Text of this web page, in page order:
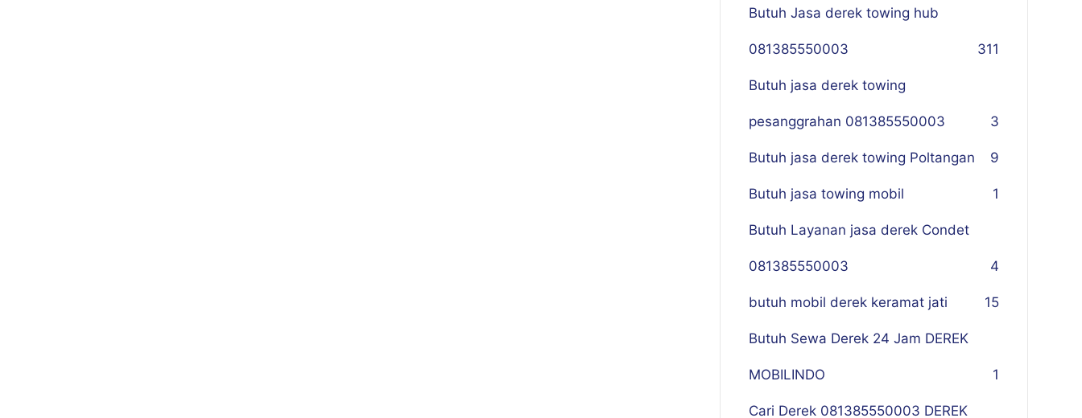
Butuh Jasa derek towing hub
081385550003 311
Butuh jasa derek towing
pesanggrahan 081385550003 3
Butuh jasa derek towing Poltangan 9
Butuh jasa towing mobil 1
Butuh Layanan jasa derek Condet
081385550003 4
butuh mobil derek keramat jati 15
Butuh Sewa Derek 24 Jam DEREK
MOBILINDO 1
Cari Derek 081385550003 DEREK